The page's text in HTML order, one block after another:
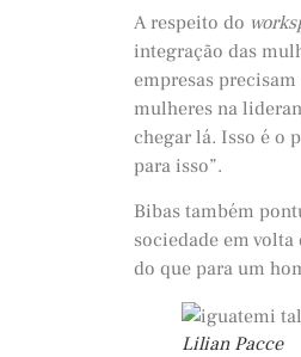
A respeito do
integração das
empresas
mulheres na
chegar lá. Isso é o
para isso”.
Bibas também
sociedade em
do que para um
Lilian Pacce